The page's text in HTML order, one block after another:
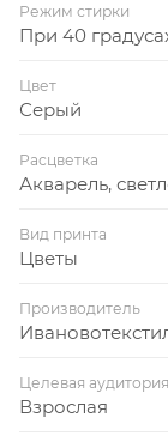
Режим стирки
При 40
Цвет
Серый
Расцветка
Акварель,
Вид принта
Цветы
Производитель
Целевая аудитория
Взрослая